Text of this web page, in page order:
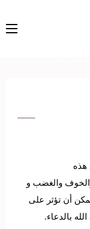
هذه
والخوف والغضب و
أن تؤثر على
بالدعاء.